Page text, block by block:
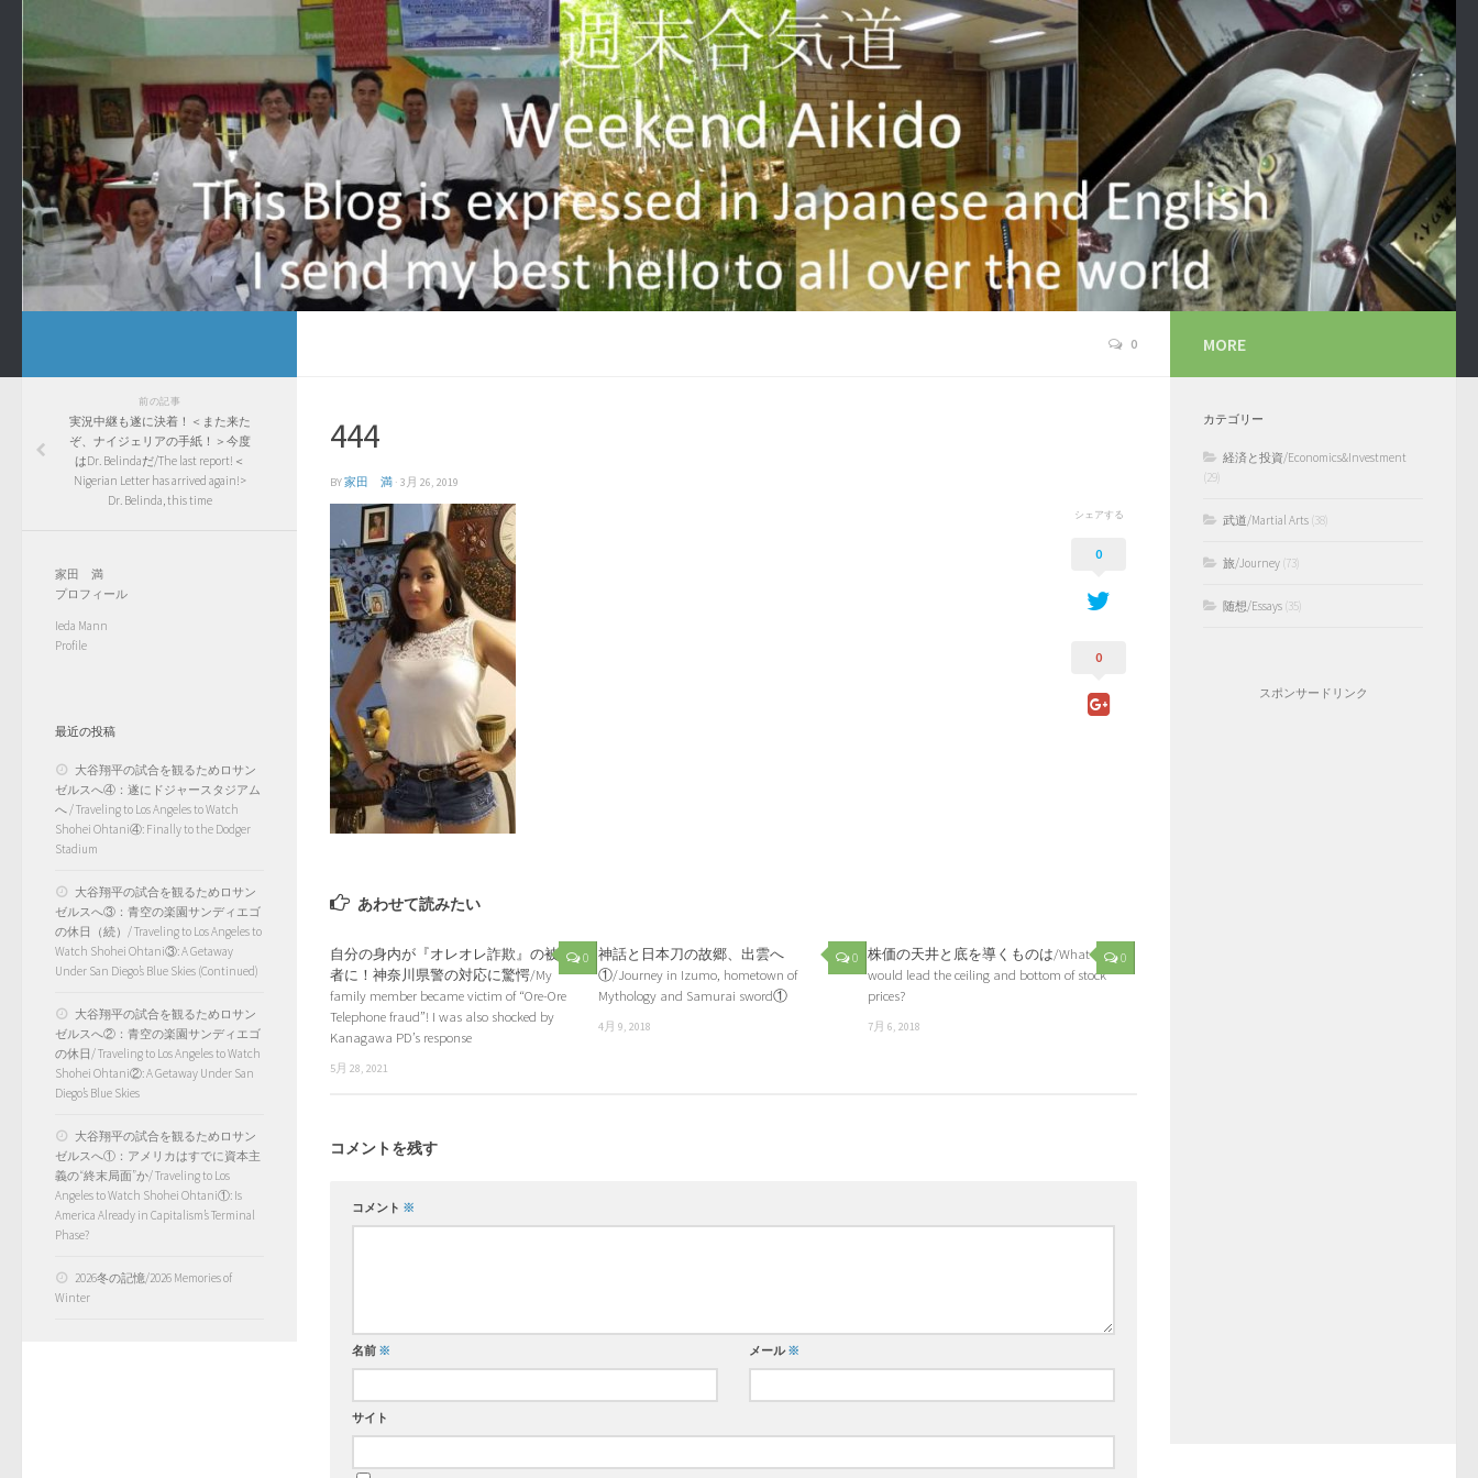
0
444
BY家田 満 · 3月 26, 2019
シェアする
0
0
あわせて読みたい
0
自分の身内が『オレオレ詐欺』の被害
者に！神奈川県警の対応に驚愕/My
family member became victim of “Ore-Ore
Telephone fraud”! I was also shocked by
Kanagawa PD’s response
5月 28, 2021
0
神話と日本刀の故郷、出雲へ
①/Journey in Izumo, hometown of
Mythology and Samurai sword①
4月 9, 2018
0
株価の天井と底を導くものは/What
would lead the ceiling and bottom of stock
prices?
7月 6, 2018
コメントを残す
コメント ※
名前 ※ メール※
サイト
前の記事
実況中継も遂に決着！＜また来た
ぞ、ナイジェリアの手紙！＞今度
はDr. Belindaだ/The last report!＜
Nigerian Letter has arrived again!>
Dr. Belinda, this time
家田 満
プロフィール
Ieda Mann
Profile
最近の投稿
大谷翔平の試合を観るためロサン
ゼルスへ④：遂にドジャースタジアム
へ / Traveling to Los Angeles to Watch
Shohei Ohtani④: Finally to the Dodger
Stadium
大谷翔平の試合を観るためロサン
ゼルスへ③：青空の楽園サンディエゴ
の休日（続）/ Traveling to Los Angeles to
Watch Shohei Ohtani③: A Getaway
Under San Diego’s Blue Skies (Continued)
大谷翔平の試合を観るためロサン
ゼルスへ②：青空の楽園サンディエゴ
の休日/ Traveling to Los Angeles to Watch
Shohei Ohtani②: A Getaway Under San
Diego’s Blue Skies
大谷翔平の試合を観るためロサン
ゼルスへ①：アメリカはすでに資本主
義の“終末局面”か/ Traveling to Los
Angeles to Watch Shohei Ohtani①: Is
America Already in Capitalism’s Terminal
Phase?
2026冬の記憶/2026 Memories of
Winter
MORE
カテゴリー
経済と投資/Economics&Investment
(29)
武道/Martial Arts (38)
旅/Journey (73)
随想/Essays (35)
スポンサードリンク